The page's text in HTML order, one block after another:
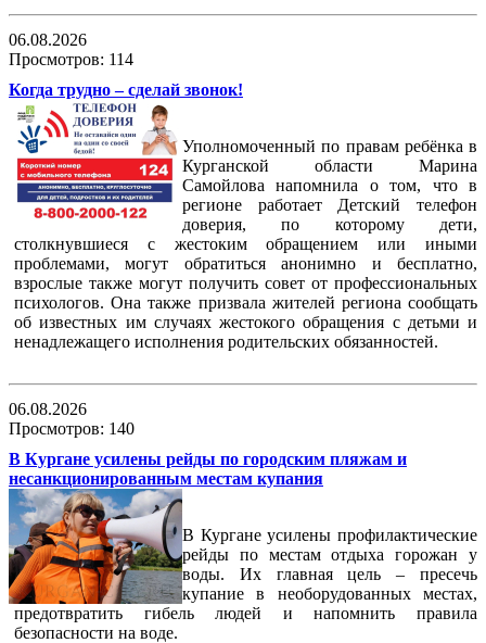
06.08.2026
Просмотров: 114
Когда трудно – сделай звонок!
Уполномоченный по правам ребёнка в
Курганской области Марина
Самойлова напомнила о том, что в
регионе работает Детский телефон
доверия, по которому дети,
столкнувшиеся с жестоким обращением или иными
проблемами, могут обратиться анонимно и бесплатно,
взрослые также могут получить совет от профессиональных
психологов. Она также призвала жителей региона сообщать
об известных им случаях жестокого обращения с детьми и
ненадлежащего исполнения родительских обязанностей.
06.08.2026
Просмотров: 140
В Кургане усилены рейды по городским пляжам и
несанкционированным местам купания
В Кургане усилены профилактические
рейды по местам отдыха горожан у
воды. Их главная цель – пресечь
купание в необорудованных местах,
предотвратить гибель людей и напомнить правила
безопасности на воде.